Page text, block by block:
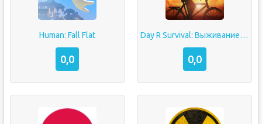
Human: Fall Flat
0,0
Day R Survival: Выживание в Апокалипсис СССР
0,0